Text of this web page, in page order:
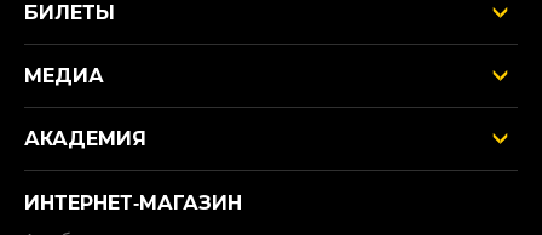
БИЛЕТЫ
МЕДИА
АКАДЕМИЯ
ИНТЕРНЕТ‑МАГАЗИН